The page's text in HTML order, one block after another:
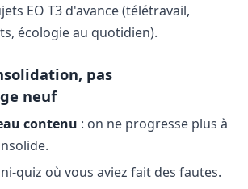
EO T3 d'avance (télétravail,
écologie au quotidien).
pas
neuf
contenu : on ne progresse plus à
quiz où vous aviez fait des fautes.